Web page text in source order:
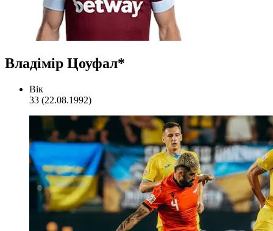
Владімір Цоуфал*
Вік
33 (22.08.1992)